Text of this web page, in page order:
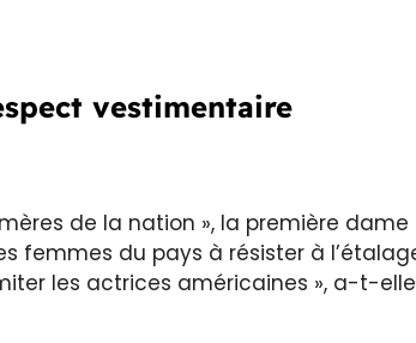
vestimentaire
de la nation », la première
femmes du pays à résister à
les actrices américaines », a-t-